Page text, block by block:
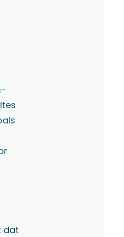
dat